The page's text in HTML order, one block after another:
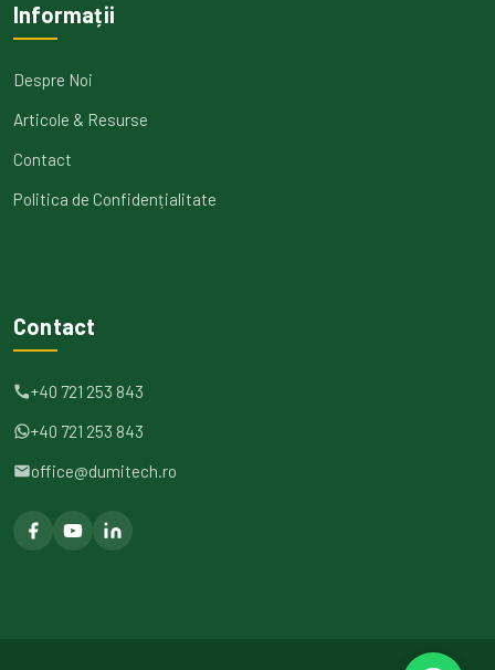
Informații
Despre Noi
Articole & Resurse
Contact
Politica de Confidențialitate
Contact
+40 721 253 843
+40 721 253 843
office@dumitech.ro